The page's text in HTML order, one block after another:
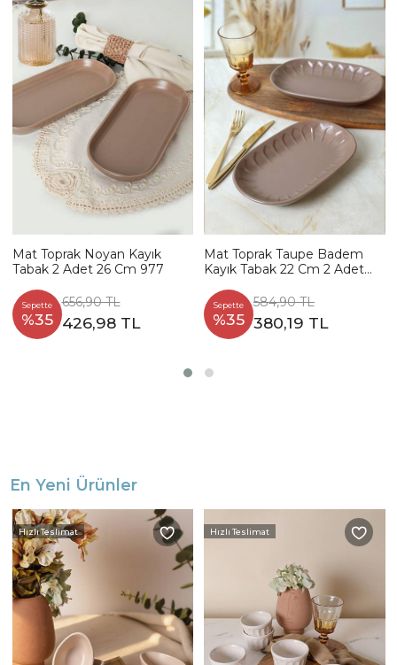
Mat Toprak Noyan Kayık
Tabak 2 Adet 26 Cm 977
Sepette
%35
656,90 TL
426,98 TL
Mat Toprak Taupe Badem
Kayık Tabak 22 Cm 2 Adet
Sepette
%35
584,90 TL
380,19 TL
En Yeni Ürünler
Hızlı Teslimat Hızlı Teslimat